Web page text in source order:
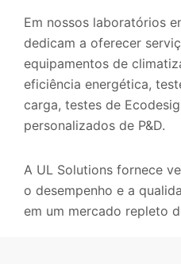
Em nossos laboratórios
dedicam a oferecer
equipamentos de
eficiência energética,
carga, testes de
personalizados de P&D.
A UL Solutions fornece
o desempenho e a
em um mercado repleto